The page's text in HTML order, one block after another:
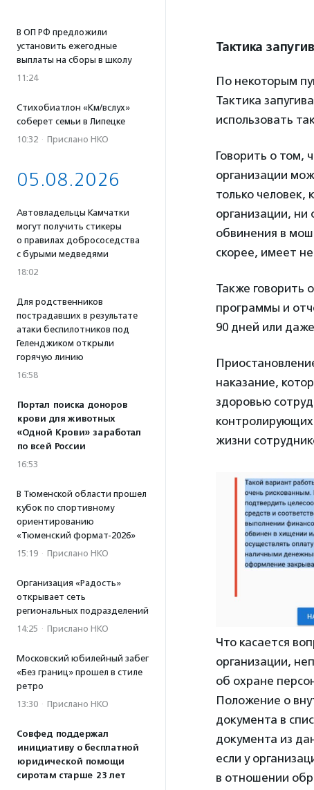
В ОП РФ предложили
установить ежегодные
выплаты на сборы в школу
11:24
Стихобиатлон «Км/вслух»
соберет семьи в Липецке
10:32 · Прислано НКО
05.08.2026
Автовладельцы Камчатки
могут получить стикеры
о правилах добрососедства
с бурыми медведями
18:02
Для родственников
пострадавших в результате
атаки беспилотников под
Геленджиком открыли
горячую линию
16:58
Портал поиска доноров
крови для животных
«Одной Крови» заработал
по всей России
16:53
В Тюменской области прошел
кубок по спортивному
ориентированию
«Тюменский формат-2026»
15:19 · Прислано НКО
Организация «Радость»
открывает сеть
региональных подразделений
14:25 · Прислано НКО
Московский юбилейный забег
«Без границ» прошел в стиле
ретро
13:30 · Прислано НКО
Совфед поддержал
инициативу о бесплатной
юридической помощи
сиротам старше 23 лет
Тактика
По некоторым
Тактика
использовать
Говорить о том,
организации
только человек,
организации, ни
обвинения в
скорее, имеет
Также говорить
программы и
90 дней или
наказание,
здоровью
жизни
Что касается
организации,
об охране
Положение о
документа в
документа из
если у
в отношении